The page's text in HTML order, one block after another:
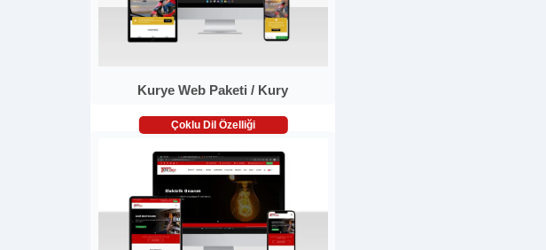
Kurye Web Paketi / Kury
Çoklu Dil Özelliği